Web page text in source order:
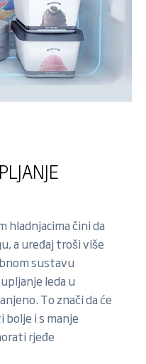
hladnjacima čini da
a uređaj troši više
sustavu
leda u
To znači da će
i s manje
rjeđe